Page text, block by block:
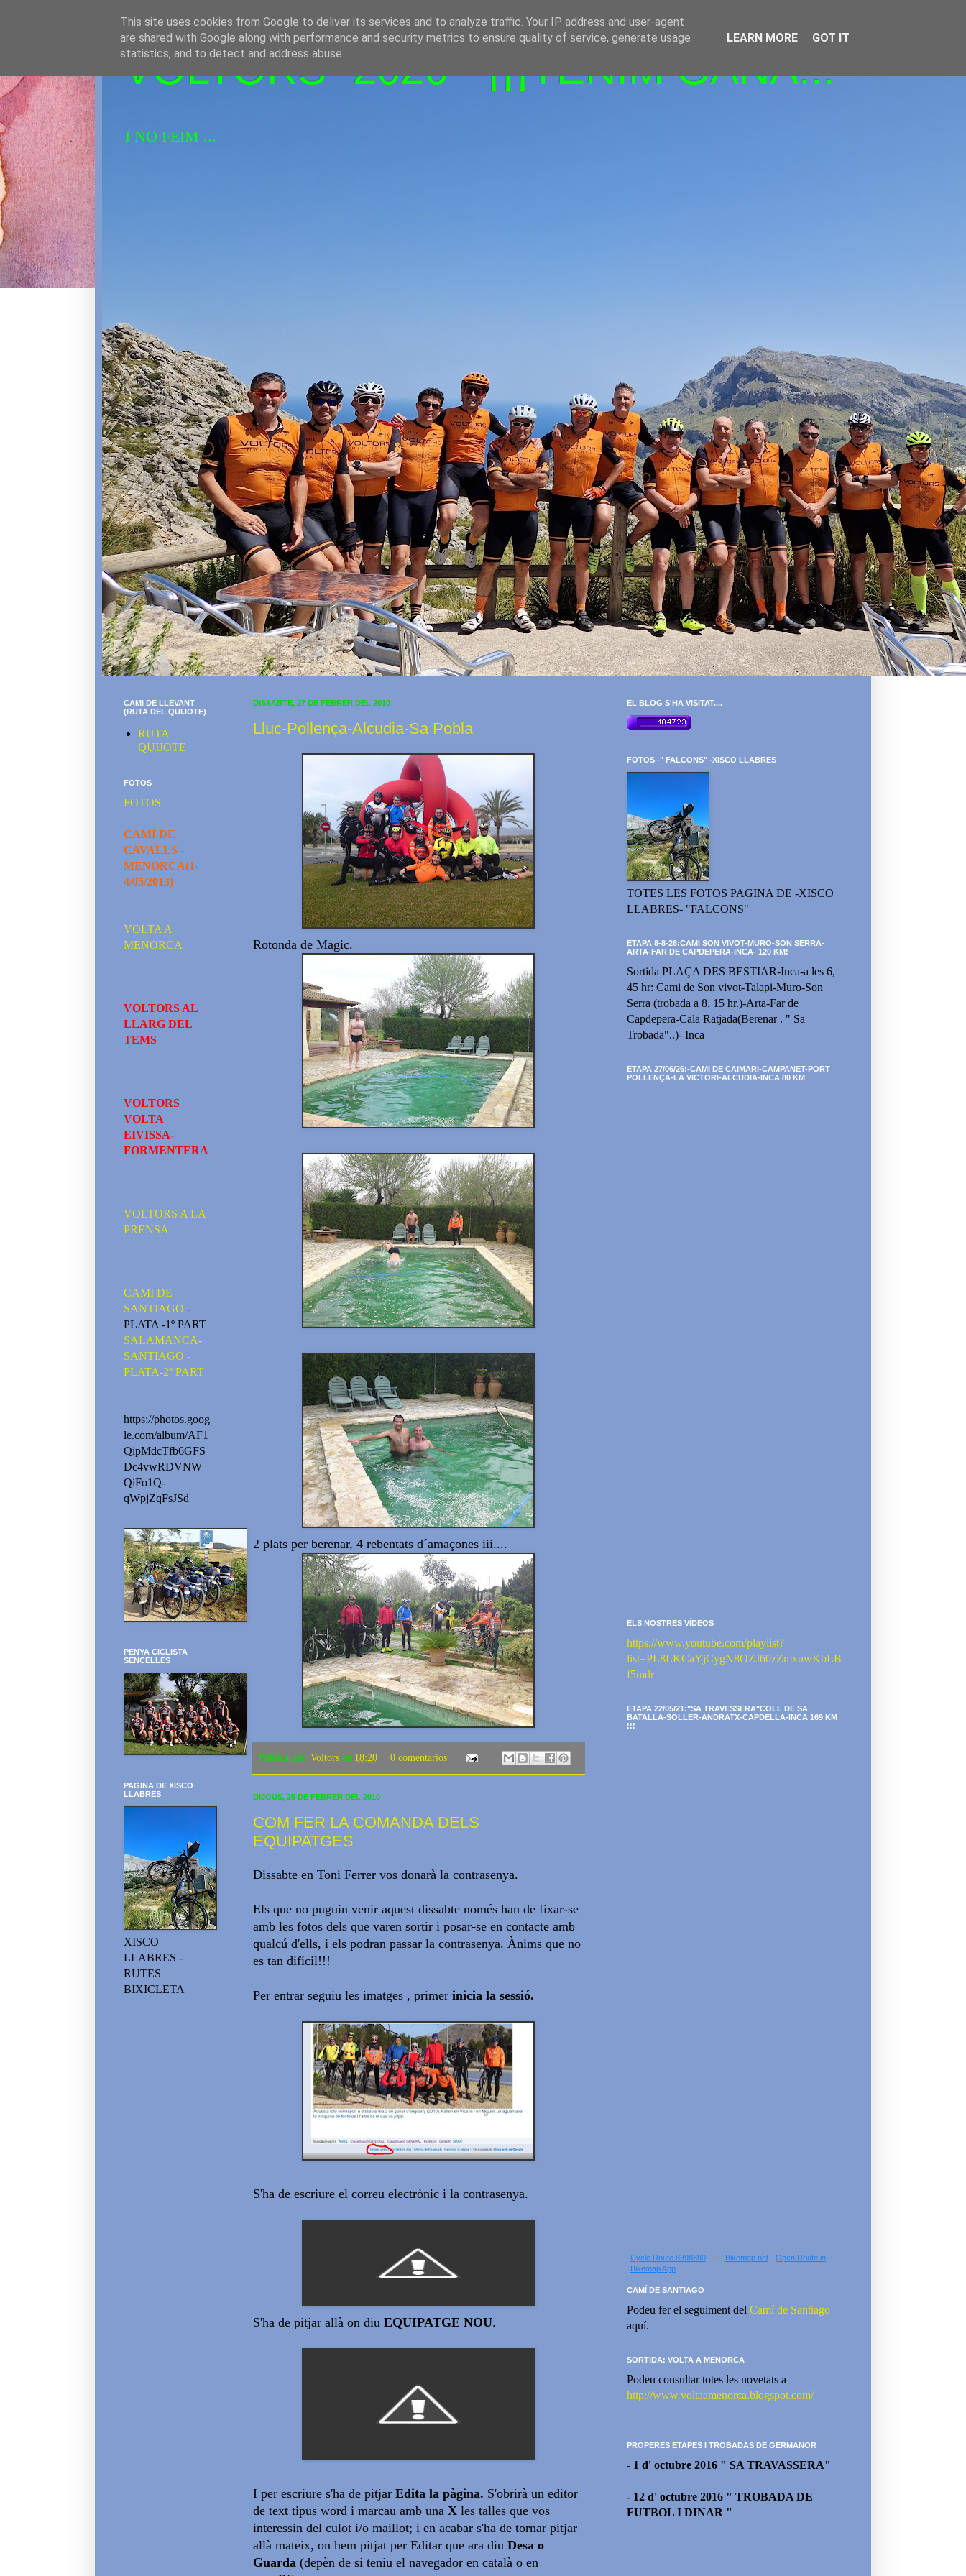
VOLTORS -2026 - ¡¡¡TENIM GANA!!!
I NO FEIM ...
DISSABTE, 27 DE FEBRER DEL 2010
Lluc-Pollença-Alcudia-Sa Pobla
Rotonda de Magic.
2 plats per berenar, 4 rebentats d´amaçones iii....
Publicat per Voltors en 18:20 0 comentarios
DIJOUS, 25 DE FEBRER DEL 2010
COM FER LA COMANDA DELS
EQUIPATGES
Dissabte en Toni Ferrer vos donarà la contrasenya.
Els que no puguin venir aquest dissabte només han de fixar-se
amb les fotos dels que varen sortir i posar-se en contacte amb
qualcú d'ells, i els podran passar la contrasenya. Ànims que no
es tan difícil!!!
Per entrar seguiu les imatges , primer inicia la sessió.
S'ha de escriure el correu electrònic i la contrasenya.
S'ha de pitjar allà on diu EQUIPATGE NOU.
I per escriure s'ha de pitjar Edita la pàgina. S'obrirà un editor
de text tipus word i marcau amb una X les talles que vos
interessin del culot i/o maillot; i en acabar s'ha de tornar pitjar
allà mateix, on hem pitjat per Editar que ara diu Desa o
Guarda (depèn de si teniu el navegador en català o en
CAMI DE LLEVANT
(RUTA DEL QUIJOTE)
RUTA
QUIJOTE
FOTOS
FOTOS
CAMI DE
CAVALLS -
MENORCA(1-
4/05/2013)
VOLTA A
MENORCA
VOLTORS AL
LLARG DEL
TEMS
VOLTORS
VOLTA
EIVISSA-
FORMENTERA
VOLTORS A LA
PRENSA
CAMI DE
SANTIAGO -
PLATA -1º PART
SALAMANCA-
SANTIAGO -
PLATA-2º PART
https://photos.goog
le.com/album/AF1
QipMdcTfb6GFS
Dc4vwRDVNW
QiFo1Q-
qWpjZqFsJSd
PENYA CICLISTA
SENCELLES
PAGINA DE XISCO
LLABRES
XISCO
LLABRES -
RUTES
BIXICLETA
EL BLOG S'HA VISITAT....
FOTOS -" FALCONS" -XISCO LLABRES
TOTES LES FOTOS PAGINA DE -XISCO
LLABRES- "FALCONS"
ETAPA 8-8-26:CAMI SON VIVOT-MURO-SON SERRA-
ARTA-FAR DE CAPDEPERA-INCA- 120 KM!
Sortida PLAÇA DES BESTIAR-Inca-a les 6,
45 hr: Cami de Son vivot-Talapi-Muro-Son
Serra (trobada a 8, 15 hr.)-Arta-Far de
Capdepera-Cala Ratjada(Berenar . " Sa
Trobada"..)- Inca
ETAPA 27/06/26:-CAMI DE CAIMARI-CAMPANET-PORT
POLLENÇA-LA VICTORI-ALCUDIA-INCA 80 KM
ELS NOSTRES VÍDEOS
https://www.youtube.com/playlist?
list=PL8LKCaYjCygN8OZJ60zZmxuwKbLB
f5mdr
ETAPA 22/05/21:"SA TRAVESSERA"COLL DE SA
BATALLA-SOLLER-ANDRATX-CAPDELLA-INCA 169 KM
!!!
Cycle Route 8398880 - via Bikemap.net - Open Route in
Bikemap App
CAMÍ DE SANTIAGO
Podeu fer el seguiment del Camí de Santiago
aquí.
SORTIDA: VOLTA A MENORCA
Podeu consultar totes les novetats a
http://www.voltaamenorca.blogspot.com/
PROPERES ETAPES I TROBADAS DE GERMANOR
- 1 d' octubre 2016 " SA TRAVASSERA"
- 12 d' octubre 2016 " TROBADA DE
FUTBOL I DINAR "
This site uses cookies from Google to deliver its services and to analyze traffic. Your IP address and user-agent
are shared with Google along with performance and security metrics to ensure quality of service, generate usage
statistics, and to detect and address abuse.
LEARN MORE GOT IT